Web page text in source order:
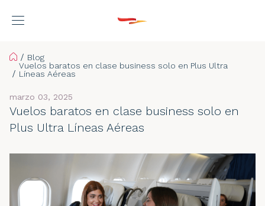
Home
Blog
Vuelos baratos en clase business solo en Plus Ultra
Líneas Aéreas
Vuelos baratos en clase business solo en
Plus Ultra Líneas Aéreas
marzo 03, 2025